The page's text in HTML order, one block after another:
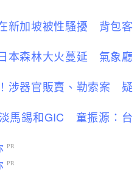
新加坡被性騷擾 背包客
本森林大火蔓延 氣象廳
涉器官販賣、勒索案 疑
馬錫和GIC 童振源：台